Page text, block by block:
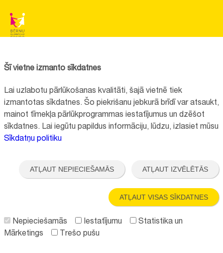
Reģistrācijas nr.:40008057120
+371 67064475
Visi kontakti
"Aktīvo iedzīvotāju fonds" finansētā projekta "
Bērnu slimnīcas fonda
ilgtspējīgas attīstības veicināšana
" ietvaros.
Šī vietne izmanto sīkdatnes
Lai uzlabotu pārlūkošanas kvalitāti, šajā vietnē tiek
izmantotas sīkdatnes. Šo piekrišanu jebkurā brīdī var atsaukt,
mainot tīmekļa pārlūkprogrammas iestatījumus un dzēšot
sīkdatnes. Lai iegūtu papildus informāciju, lūdzu, izlasiet mūsu
Sīkdatņu politiku
ATĻAUT NEPIECIEŠAMĀS ATĻAUT IZVĒLĒTĀS
ATĻAUT VISAS SĪKDATNES
Nepieciešamās Iestatījumu
Statistika un
Mārketings
Trešo pušu